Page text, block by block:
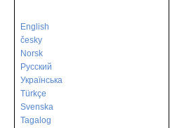
English
česky
Norsk
Русский
Українська
Türkçe
Svenska
Tagalog